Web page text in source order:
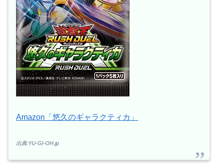
Amazon「悠久のギャラクティカ」
出典:YU-GI-OH.jp